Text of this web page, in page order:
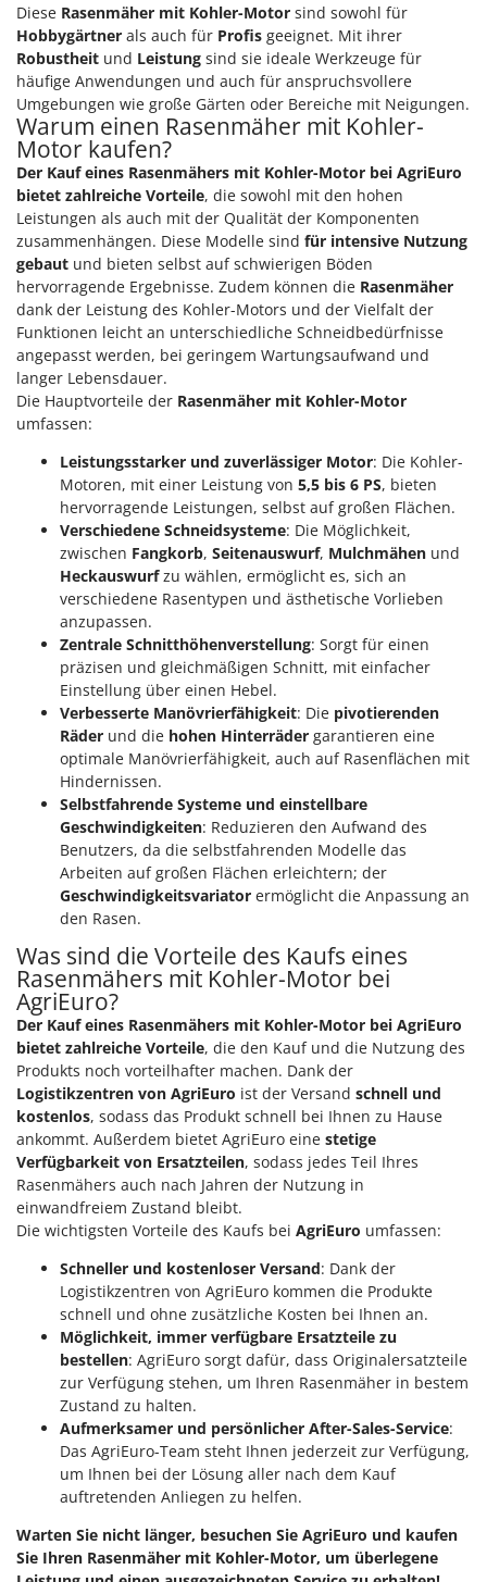
Zomax
Diese Rasenmäher mit Kohler-Motor sind sowohl für
Hobbygärtner als auch für Profis geeignet. Mit ihrer
Robustheit und Leistung sind sie ideale Werkzeuge für
häufige Anwendungen und auch für anspruchsvollere
Umgebungen wie große Gärten oder Bereiche mit Neigungen.
Warum einen Rasenmäher mit Kohler-
Motor kaufen?
Der Kauf eines Rasenmähers mit Kohler-Motor bei AgriEuro
bietet zahlreiche Vorteile, die sowohl mit den hohen
Leistungen als auch mit der Qualität der Komponenten
zusammenhängen. Diese Modelle sind für intensive Nutzung
gebaut und bieten selbst auf schwierigen Böden
hervorragende Ergebnisse. Zudem können die Rasenmäher
dank der Leistung des Kohler-Motors und der Vielfalt der
Funktionen leicht an unterschiedliche Schneidbedürfnisse
angepasst werden, bei geringem Wartungsaufwand und
langer Lebensdauer.
Die Hauptvorteile der Rasenmäher mit Kohler-Motor
umfassen:
Leistungsstarker und zuverlässiger Motor: Die Kohler-
Motoren, mit einer Leistung von 5,5 bis 6 PS, bieten
hervorragende Leistungen, selbst auf großen Flächen.
Verschiedene Schneidsysteme: Die Möglichkeit,
zwischen Fangkorb, Seitenauswurf, Mulchmähen und
Heckauswurfzu wählen, ermöglicht es, sich an
verschiedene Rasentypen und ästhetische Vorlieben
anzupassen.
Zentrale Schnitthöhenverstellung: Sorgt für einen
präzisen und gleichmäßigen Schnitt, mit einfacher
Einstellung über einen Hebel.
Verbesserte Manövrierfähigkeit: Die pivotierenden
Räder und die hohen Hinterräder garantieren eine
optimale Manövrierfähigkeit, auch auf Rasenflächen mit
Hindernissen.
Selbstfahrende Systeme und einstellbare
Geschwindigkeiten: Reduzieren den Aufwand des
Benutzers, da die selbstfahrenden Modelle das
Arbeiten auf großen Flächen erleichtern; der
Geschwindigkeitsvariator ermöglicht die Anpassung an
den Rasen.
Was sind die Vorteile des Kaufs eines
Rasenmähers mit Kohler-Motor bei
AgriEuro?
Der Kauf eines Rasenmähers mit Kohler-Motor bei AgriEuro
bietet zahlreiche Vorteile, die den Kauf und die Nutzung des
Produkts noch vorteilhafter machen. Dank der
Logistikzentren von AgriEuro ist der Versand schnell und
kostenlos, sodass das Produkt schnell bei Ihnen zu Hause
ankommt. Außerdem bietet AgriEuro eine stetige
Verfügbarkeit von Ersatzteilen, sodass jedes Teil Ihres
Rasenmähers auch nach Jahren der Nutzung in
einwandfreiem Zustand bleibt.
Die wichtigsten Vorteile des Kaufs bei AgriEuro umfassen:
Schneller und kostenloser Versand: Dank der
Logistikzentren von AgriEuro kommen die Produkte
schnell und ohne zusätzliche Kosten bei Ihnen an.
Möglichkeit, immer verfügbare Ersatzteile zu
bestellen: AgriEuro sorgt dafür, dass Originalersatzteile
zur Verfügung stehen, um Ihren Rasenmäher in bestem
Zustand zu halten.
Aufmerksamer und persönlicher After-Sales-Service:
Das AgriEuro-Team steht Ihnen jederzeit zur Verfügung,
um Ihnen bei der Lösung aller nach dem Kauf
auftretenden Anliegen zu helfen.
Warten Sie nicht länger, besuchen Sie AgriEuro und kaufen
Sie Ihren Rasenmäher mit Kohler-Motor, um überlegene